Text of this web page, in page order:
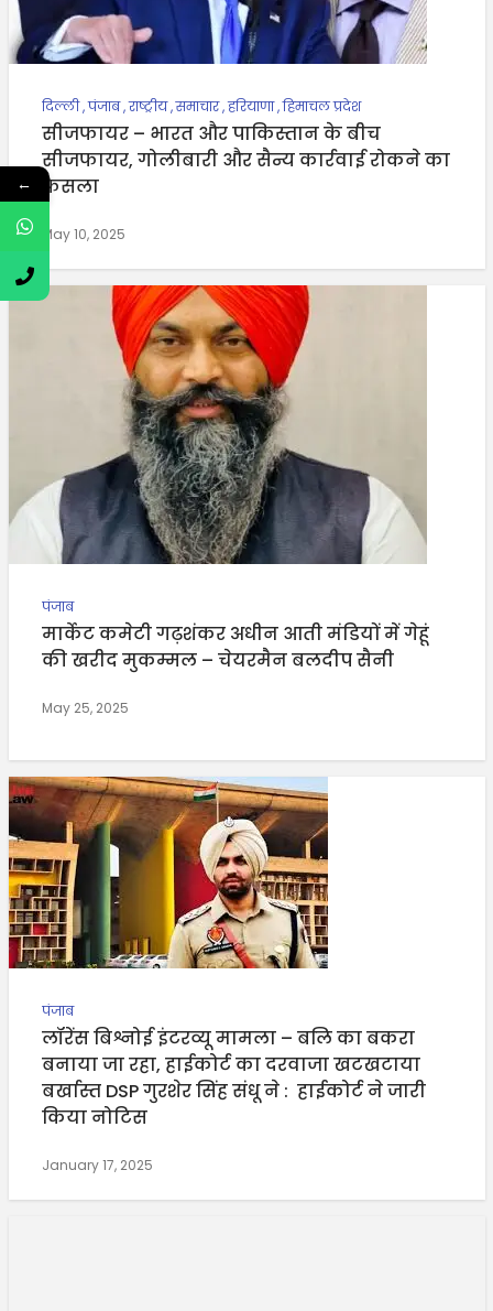
दिल्ली,पंजाब,राष्ट्रीय,समाचार,हरियाणा,हिमाचल प्रदेश
सीजफायर – भारत और पाकिस्तान के बीच
सीजफायर, गोलीबारी और सैन्य कार्रवाई रोकने का
फैसला
May 10, 2025
पंजाब
मार्केट कमेटी गढ़शंकर अधीन आती मंडियों में गेहूं
की खरीद मुकम्मल – चेयरमैन बलदीप सैनी
May 25, 2025
पंजाब
लॉरेंस बिश्नोई इंटरव्यू मामला – बलि का बकरा
बनाया जा रहा, हाईकोर्ट का दरवाजा खटखटाया
बर्खास्त DSP गुरशेर सिंह संधू ने : हाईकोर्ट ने जारी
किया नोटिस
January 17, 2025
←